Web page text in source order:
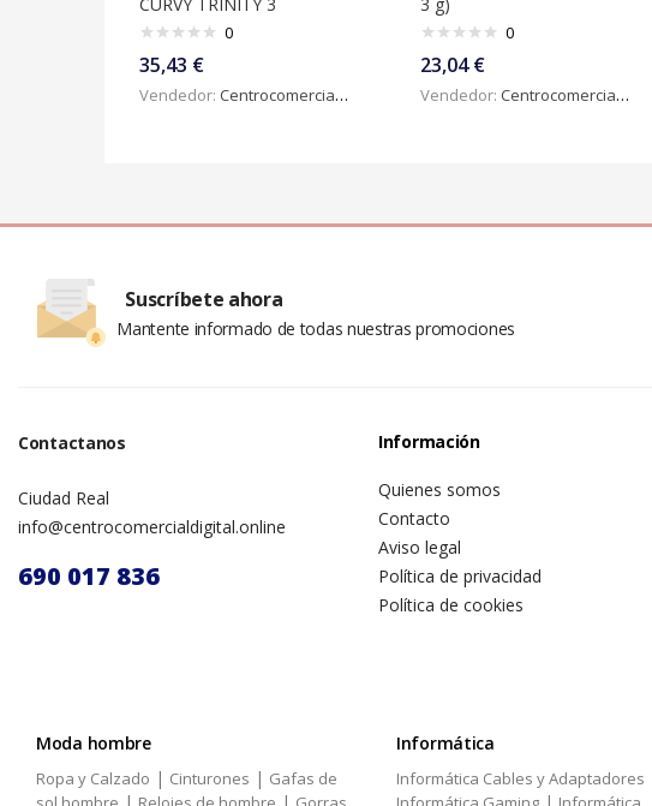
0
35,43 €
Vendedor: Centrocomercialdigital
0
23,04€
Vendedor: Centrocomercialdigital
Suscríbete ahora
Mantente informado de todas nuestras promociones
Contactanos
Ciudad Real
info@centrocomercialdigital.online
690 017 836
Información
Quienes somos
Contacto
Aviso legal
Política de privacidad
Política de cookies
Moda hombre
Ropa y Calzado | Cinturones | Gafas de
Informática
Informática Cables y Adaptadores